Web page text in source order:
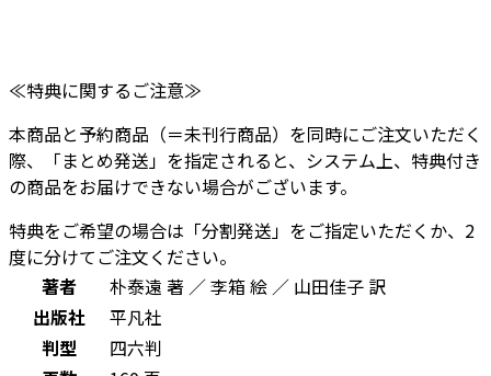
≪特典に関するご注意≫
本商品と予約商品（＝未刊行商品）を同時にご注文いただく
際、「まとめ発送」を指定されると、システム上、特典付き
の商品をお届けできない場合がございます。
特典をご希望の場合は 「分割発送」をご指定いただくか、 2
度に分けてご注文ください。
著者
朴泰遠 著 ／ 李箱 絵 ／ 山田佳子 訳
出版社
平凡社
判型
四六判